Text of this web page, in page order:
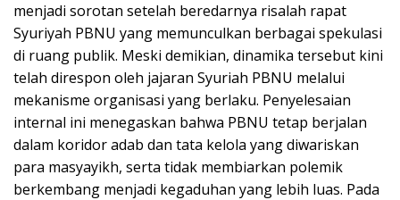
menjadi sorotan setelah beredarnya risalah rapat
Syuriyah PBNU yang memunculkan berbagai spekulasi
di ruang publik. Meski demikian, dinamika tersebut kini
telah direspon oleh jajaran Syuriah PBNU melalui
mekanisme organisasi yang berlaku. Penyelesaian
internal ini menegaskan bahwa PBNU tetap berjalan
dalam koridor adab dan tata kelola yang diwariskan
para masyayikh, serta tidak membiarkan polemik
berkembang menjadi kegaduhan yang lebih luas. Pada